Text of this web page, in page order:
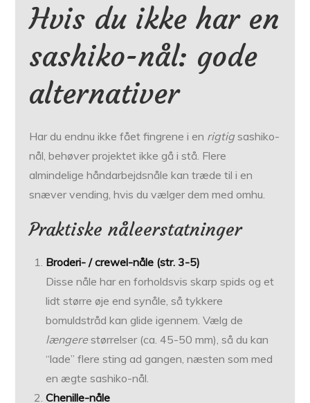
Hvis du ikke har en
sashiko-nål: gode
alternativer
Har du endnu ikke fået fingrene i en rigtigsashiko-
nål, behøver projektet ikke gå i stå. Flere
almindelige håndarbejdsnåle kan træde til i en
snæver vending, hvis du vælger dem med omhu.
Praktiske nåleerstatninger
Broderi- / crewel-nåle (str. 3-5)
Disse nåle har en forholdsvis skarp spids og et
lidt større øje end synåle, så tykkere
bomuldstråd kan glide igennem. Vælg de
længerestørrelser (ca. 45-50 mm), så du kan
“lade” flere sting ad gangen, næsten som med
en ægte sashiko-nål.
Chenille-nåle